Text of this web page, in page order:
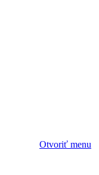
Otvoriť menu